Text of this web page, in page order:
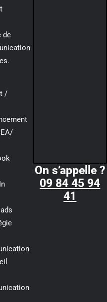
de
/
On s’appelle ?
09 84 45 94
41